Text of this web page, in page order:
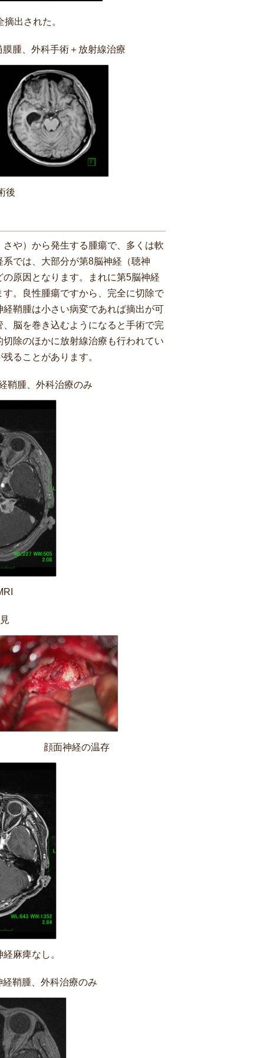
出された。
腫、外科手術＋放射線治療
後
や）から発生する腫瘍で、多くは軟
では、大部分が第8脳神経（聴神
原因となります。まれに第5脳神経
。良性腫瘍ですから、完全に切除で
鞘腫は小さい病変であれば摘出が可
脳を巻き込むようになると手術で完
除のほかに放射線治療も行われてい
ることがあります。
鞘腫、外科治療のみ
顔面神経の温存
麻痺なし。
鞘腫、外科治療のみ